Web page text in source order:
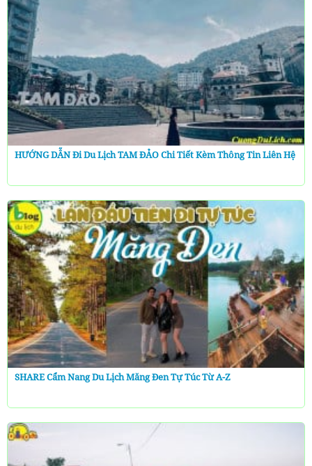
HƯỚNG DẪN Đi Du Lịch TAM ĐẢO Chi Tiết Kèm Thông Tin Liên Hệ
SHARE Cẩm Nang Du Lịch Măng Đen Tự Túc Từ A-Z